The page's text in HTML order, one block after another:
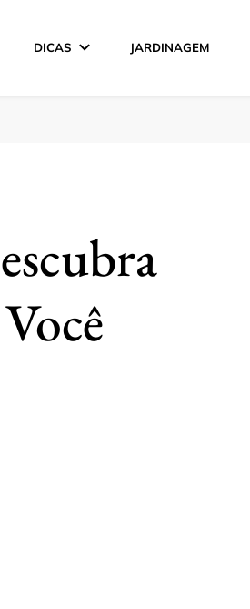
DICAS JARDINAGEM